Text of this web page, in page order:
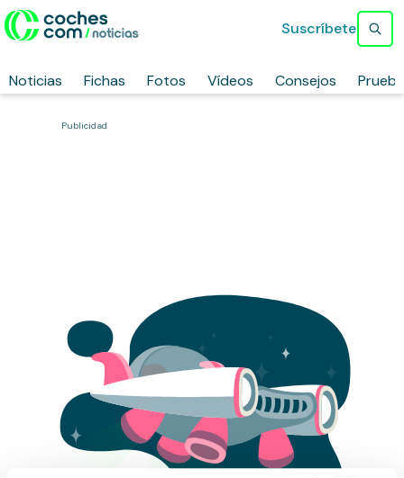
Noticias Fichas Fotos Vídeos Consejos
Suscríbete
Publicidad